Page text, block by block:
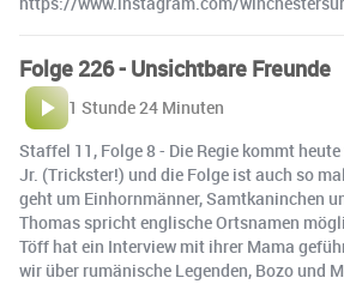
Folge 226 - Unsichtbare Freunde
1 Stunde 24 Minuten
Staffel 11, Folge 8 - Die Regie kommt
Jr. (Trickster!) und die Folge ist auch so
geht um Einhornmänner, Samtkaninchen
Thomas spricht englische Ortsnamen
Töff hat ein Interview mit ihrer Mama
wir über rumänische Legenden, Bozo und